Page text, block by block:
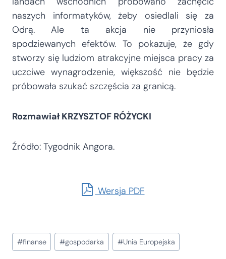
naszych informatyków, żeby osiedlali się za
Odrą. Ale ta akcja nie przyniosła
spodziewanych efektów. To pokazuje, że gdy
stworzy się ludziom atrakcyjne miejsca pracy za
uczciwe wynagrodzenie, większość nie będzie
próbowała szukać szczęścia za granicą.
Rozmawiał KRZYSZTOF RÓŻYCKI
Źródło: Tygodnik Angora.
Wersja PDF
Tagi
wpisu:
#finanse #gospodarka #Unia Europejska